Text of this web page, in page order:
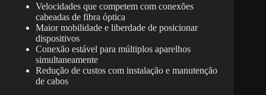
Velocidades que competem com conexões
cabeadas de fibra óptica
Maior mobilidade e liberdade de posicionar
dispositivos
Conexão estável para múltiplos aparelhos
simultaneamente
Redução de custos com instalação e manutenção
de cabos